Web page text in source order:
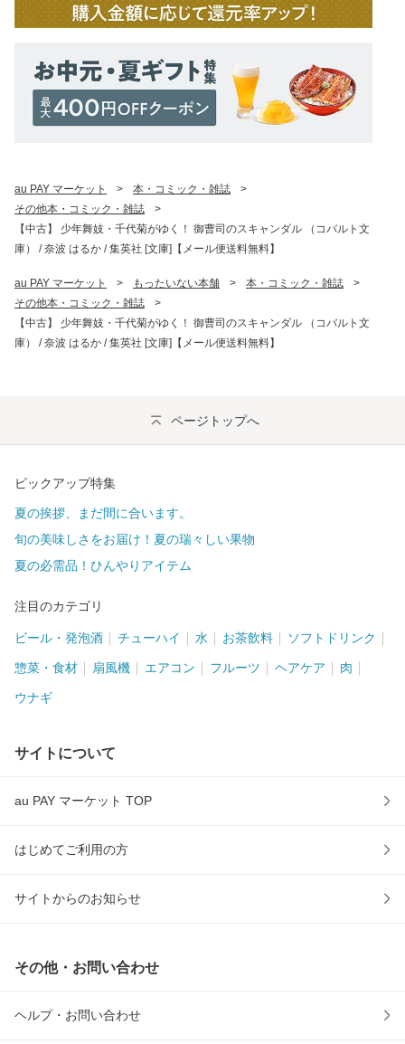
au PAY マーケット > 本・コミック・雑誌
>
その他本・コミック・雑誌
>
【中古】 少年舞妓・千代菊がゆく！ 御曹司のスキャンダル （コバルト文
庫） / 奈波 はるか / 集英社 [文庫]【メール便送料無料】
au PAY マーケット > もったいない本舗 > 本・コミック・雑誌
>
その他本・コミック・雑誌
>
【中古】 少年舞妓・千代菊がゆく！ 御曹司のスキャンダル （コバルト文
庫） / 奈波 はるか / 集英社 [文庫]【メール便送料無料】
ページトップへ
ピックアップ特集
夏の挨拶、まだ間に合います。
旬の美味しさをお届け！夏の瑞々しい果物
夏の必需品！ひんやりアイテム
注目のカテゴリ
ビール・発泡酒 チューハイ 水 お茶飲料 ソフトドリンク
惣菜・食材 扇風機 エアコン フルーツ ヘアケア 肉
ウナギ
サイトについて
au PAY マーケット TOP
はじめてご利用の方
サイトからのお知らせ
その他・お問い合わせ
ヘルプ・お問い合わせ